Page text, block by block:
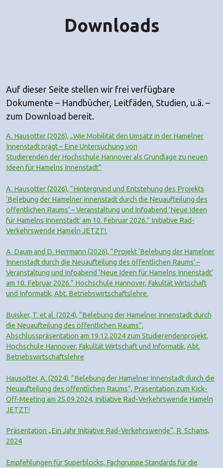
Downloads
Auf dieser Seite stellen wir frei verfügbare
Dokumente – Handbücher, Leitfäden, Studien, u.ä. –
zum Download bereit.
A. Hausotter (2026), „Wie Mobilität den Umsatz in der Hamelner
Innenstadt prägt – Eine Untersuchung von
Studierenden der Hochschule Hannover als Grundlage zu neuen
Ideen für Hamelns Innenstadt“
A. Hausotter (2026), “Hintergrund und Entstehung des Projekts
’Belebung der Hamelner Innenstadt durch die Neuaufteilung des
öffentlichen Raums’ – Veranstaltung und Infoabend ’Neue Ideen
für Hamelns Innenstadt’ am 10. Februar 2026.” Initiative Rad-
Verkehrswende Hameln JETZT!.
A. Daum and D. Herrmann (2026), “Projekt ’Belebung der Hamelner
Innenstadt durch die Neuaufteilung des öffentlichen Raums’ –
Veranstaltung und Infoabend ’Neue Ideen für Hamelns Innenstadt’
am 10. Februar 2026.” Hochschule Hannover, Fakultät Wirtschaft
und Informatik, Abt. Betriebswirtschaftslehre.
Buisker, T. et al. (2024), “Belebung der Hamelner Innenstadt durch
die Neuaufteilung des öffentlichen Raums”,
Abschlusspräsentation am 19.12.2024 zum Studierendenprojekt,
Hochschule Hannover, Fakultät Wirtschaft und Informatik, Abt.
Betriebswirtschaftslehre
Hausotter, A. (2024), “Belebung der Hamelner Innenstadt durch die
Neuaufteilung des öffentlichen Raums”, Präsentation zum Kick-
Off-Meeting am 25.09.2024, Initiative Rad-Verkehrswende Hameln
JETZT!
Präsentation „Ein Jahr Initiative Rad-Verkehrswende“, R. Schams,
2024
Empfehlungen für Superblocks, Fachgruppe Standards für die